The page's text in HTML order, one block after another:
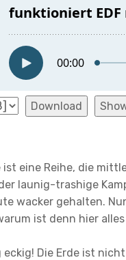
Download
ist eine Reihe, die
launig-trashige
wacker gehalten.
ist denn hier
Die Erde ist